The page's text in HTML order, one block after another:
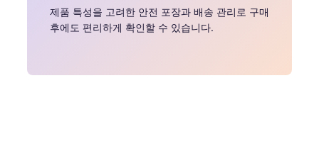
제품 특성을 고려한 안전 포장과 배송 관리로 구매
후에도 편리하게 확인할 수 있습니다.